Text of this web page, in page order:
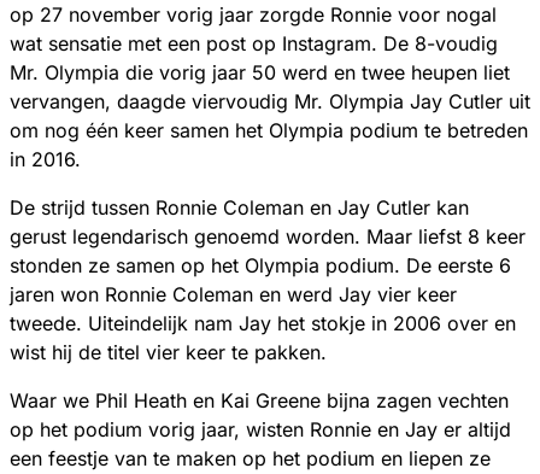
op 27 november vorig jaar zorgde Ronnie voor nogal
wat sensatie met een post op Instagram. De 8-voudig
Mr. Olympia die vorig jaar 50 werd en twee heupen liet
vervangen, daagde viervoudig Mr. Olympia Jay Cutler uit
om nog één keer samen het Olympia podium te betreden
in 2016.
De strijd tussen Ronnie Coleman en Jay Cutler kan
gerust legendarisch genoemd worden. Maar liefst 8 keer
stonden ze samen op het Olympia podium. De eerste 6
jaren won Ronnie Coleman en werd Jay vier keer
tweede. Uiteindelijk nam Jay het stokje in 2006 over en
wist hij de titel vier keer te pakken.
Waar we Phil Heath en Kai Greene bijna zagen vechten
op het podium vorig jaar, wisten Ronnie en Jay er altijd
een feestje van te maken op het podium en liepen ze